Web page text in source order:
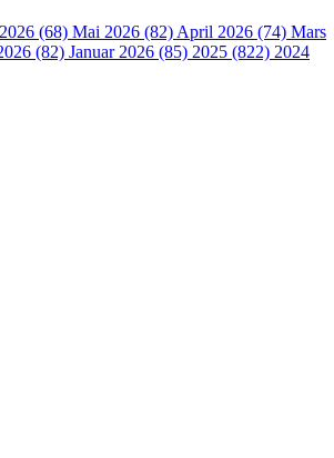
(68) Mai 2026 (82) April 2026 (74) Mars
(82) Januar 2026 (85) 2025 (822) 2024